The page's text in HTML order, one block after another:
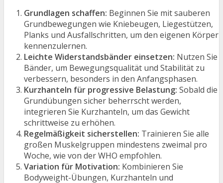
Grundlagen schaffen: Beginnen Sie mit sauberen
Grundbewegungen wie Kniebeugen, Liegestützen,
Planks und Ausfallschritten, um den eigenen Körper
kennenzulernen.
Leichte Widerstandsbänder einsetzen: Nutzen Sie
Bänder, um Bewegungsqualität und Stabilität zu
verbessern, besonders in den Anfangsphasen.
Kurzhanteln für progressive Belastung: Sobald die
Grundübungen sicher beherrscht werden,
integrieren Sie Kurzhanteln, um das Gewicht
schrittweise zu erhöhen.
Regelmäßigkeit sicherstellen: Trainieren Sie alle
großen Muskelgruppen mindestens zweimal pro
Woche, wie von der WHO empfohlen.
Variation für Motivation: Kombinieren Sie
Bodyweight-Übungen, Kurzhanteln und